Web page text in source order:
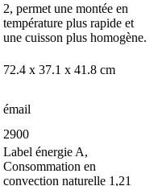
2, permet une montée en
température plus rapide et
une cuisson plus homogène.
72.4 x 37.1 x 41.8 cm
émail
2900
Label énergie A,
Consommation en
convection naturelle 1,21